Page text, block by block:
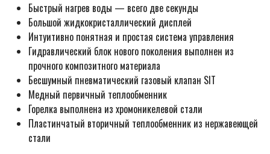
Быстрый нагрев воды — всего две секунды
Большой жидкокристаллический дисплей
Интуитивно понятная и простая система управления
Гидравлический блок нового поколения выполнен из
прочного композитного материала
Бесшумный пневматический газовый клапан SIT
Медный первичный теплообменник
Горелка выполнена из хромоникелевой стали
Пластинчатый вторичный теплообменник из нержавеющей
стали